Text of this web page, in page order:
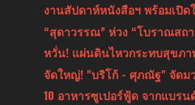
งานสัปดาห์หนังสือฯ พร้อมเปิ
“สุดาวรรณ” ห่วง “โบราณส
หวั่น! แผ่นดินไหวกระทบสุขภ
จัดใหญ่! "บริโก้ - ศุภณัฐ" จัดม
10 อาหารซูเปอร์ฟู้ด จากแบรน